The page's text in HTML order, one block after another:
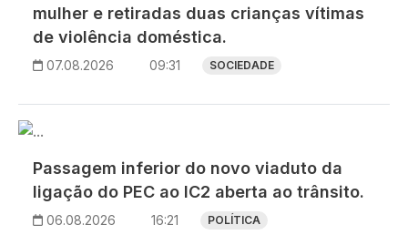
mulher e retiradas duas crianças vítimas
de violência doméstica.
07.08.2026 09:31 SOCIEDADE
Imagem
Passagem inferior do novo viaduto da
ligação do PEC ao IC2 aberta ao trânsito.
06.08.2026 16:21 POLÍTICA